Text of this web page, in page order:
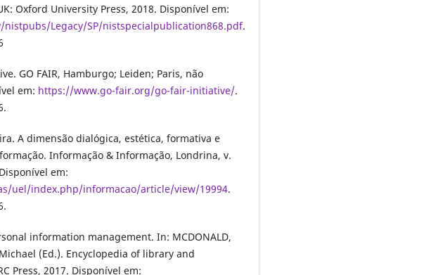
Oxford University Press, 2018. Disponível em:
Legacy/SP/nistspecialpublication868.pdf.
GO FAIR, Hamburgo; Leiden; Paris, não
em: https://www.go-fair.org/go-fair-initiative/.
A dimensão dialógica, estética, formativa e
Informação & Informação, Londrina, v.
em:
uel/index.php/informacao/article/view/19994.
information management. In: MCDONALD,
Michael (Ed.). Encyclopedia of library and
Press, 2017. Disponível em: